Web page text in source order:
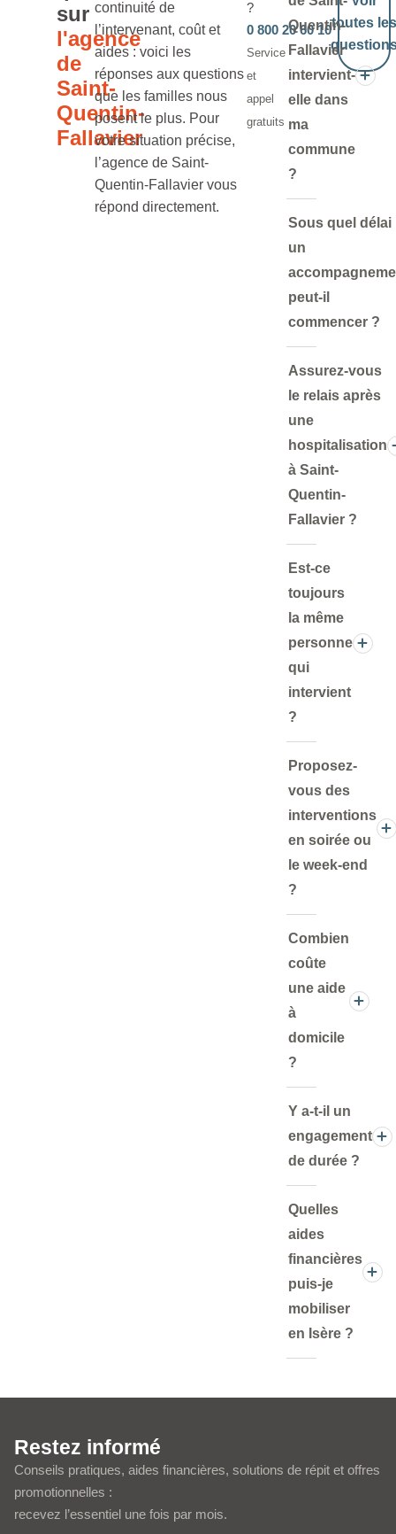
sur
l'agence
de
Saint-
Quentin-
Fallavier
continuité de
l’intervenant, coût et
aides : voici les
réponses aux questions
que les familles nous
posent le plus. Pour
votre situation précise,
l’agence de Saint-
Quentin-Fallavier vous
répond directement.
?
0 800 20 60 10
Service
et
appel
gratuits
toutes les
Quentin-
Fallavier
intervient-
elle dans
ma
commune
?
Sous quel délai
un
peut-il
commencer ?
Assurez-vous
le relais après
une
hospitalisation
à Saint-
Quentin-
Fallavier ?
Est-ce
toujours
la même
personne
qui
intervient
?
Proposez-
vous des
interventions
en soirée ou
le week-end
?
Combien
coûte
une aide
à
domicile
?
Y a-t-il un
engagement
de durée ?
Quelles
aides
financières
puis-je
mobiliser
en Isère ?
Restez informé
Conseils pratiques, aides financières, solutions de répit et offres
promotionnelles :
recevez l’essentiel une fois par mois.